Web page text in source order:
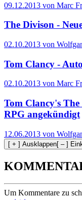
09.12.2013 von Marc
The Divison -
02.10.2013 von
Tom Clancy -
02.10.2013 von Marc
Tom Clancy's
RPG angekündigt
12.06.2013 von
[ + ] Ausklappen[ – ]
Um Kommentare zu